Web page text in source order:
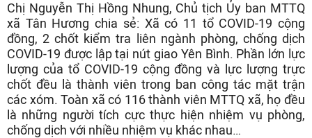
Chị Nguyễn Thị Hồng Nhung, Chủ tịch Ủy ban MTTQ
xã Tân Hương chia sẻ: Xã có 11 tổ COVID-19 cộng
đồng, 2 chốt kiểm tra liên ngành phòng, chống dịch
COVID-19 được lập tại nút giao Yên Bình. Phần lớn lực
lượng của tổ COVID-19 cộng đồng và lực lượng trực
chốt đều là thành viên trong ban công tác mặt trận
các xóm. Toàn xã có 116 thành viên MTTQ xã, họ đều
là những người tích cực thực hiện nhiệm vụ phòng,
chống dịch với nhiều nhiệm vụ khác nhau…